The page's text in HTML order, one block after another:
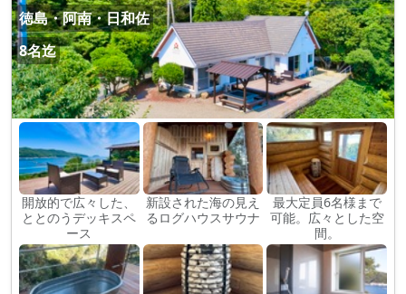
徳島・阿南・日和佐
8名迄
開放的で広々した、
ととのうデッキスペ
ース
新設された海の見え
るログハウスサウナ
最大定員6名様まで
可能。広々とした空
間。